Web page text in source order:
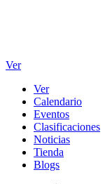
Ver
Ver
Calendario
Eventos
Clasificaciones
Noticias
Tienda
Blogs